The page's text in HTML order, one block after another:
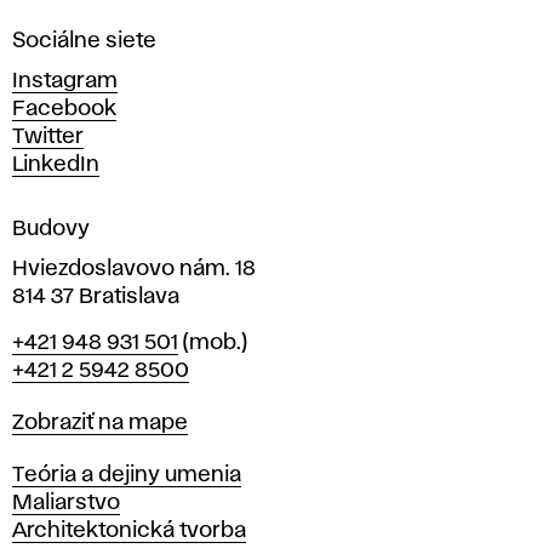
ý
c
h
u
m
e
í
v
r
a
i
l
a
v
Sociálne siete
Instagram
Facebook
Twitter
LinkedIn
Budovy
Hviezdoslavovo nám. 18
814 37 Bratislava
Telefón
+421 948 931 501 (mob.)
+421 2 5942 8500
Mapa
Zobraziť na mape
Katedry
Teória a dejiny umenia
Maliarstvo
Architektonická tvorba